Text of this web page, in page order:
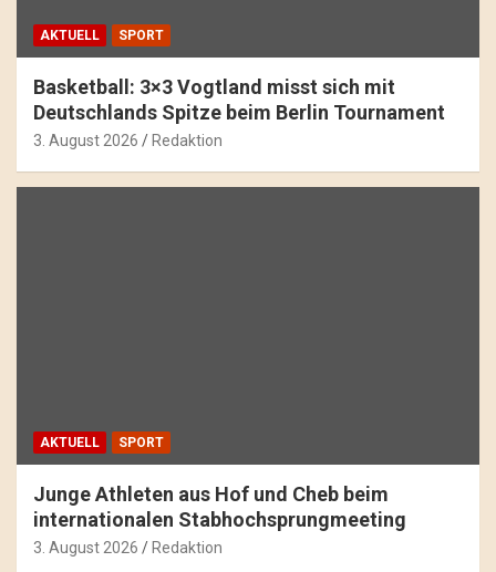
AKTUELL SPORT
Basketball: 3×3 Vogtland misst sich mit
Deutschlands Spitze beim Berlin Tournament
3. August 2026 Redaktion
AKTUELL SPORT
Junge Athleten aus Hof und Cheb beim
internationalen Stabhochsprungmeeting
3. August 2026 Redaktion